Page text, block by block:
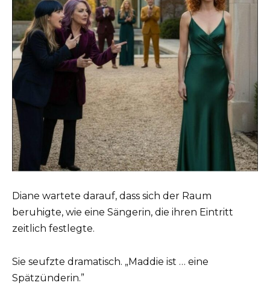
Diane wartete darauf, dass sich der Raum
beruhigte, wie eine Sängerin, die ihren Eintritt
zeitlich festlegte.
Sie seufzte dramatisch. „Maddie ist … eine
Spätzünderin.”